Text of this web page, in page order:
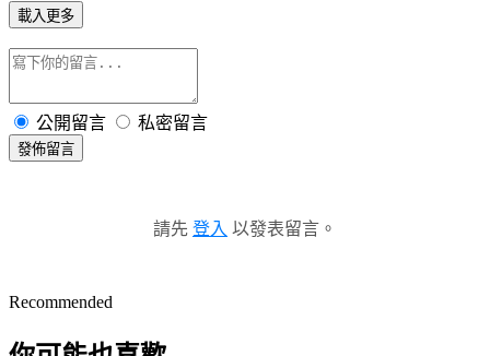
載入更多
公開留言 私密留言
發佈留言
請先 登入 以發表留言。
Recommended